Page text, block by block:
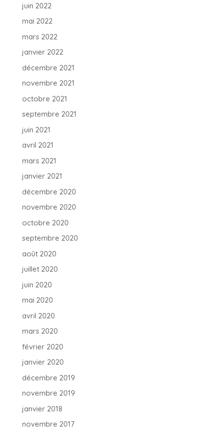
juin 2022
mai 2022
mars 2022
janvier 2022
décembre 2021
novembre 2021
octobre 2021
septembre 2021
juin 2021
avril 2021
mars 2021
janvier 2021
décembre 2020
novembre 2020
octobre 2020
septembre 2020
août 2020
juillet 2020
juin 2020
mai 2020
avril 2020
mars 2020
février 2020
janvier 2020
décembre 2019
novembre 2019
janvier 2018
novembre 2017